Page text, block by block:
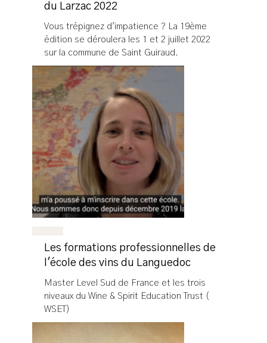
du Larzac 2022
Vous trépignez d'impatience ? La 19ème
édition se déroulera les 1 et 2 juillet 2022
sur la commune de Saint Guiraud.
Les formations professionnelles de
l'école des vins du Languedoc
Master Level Sud de France et les trois
niveaux du Wine & Spirit Education Trust (
WSET)